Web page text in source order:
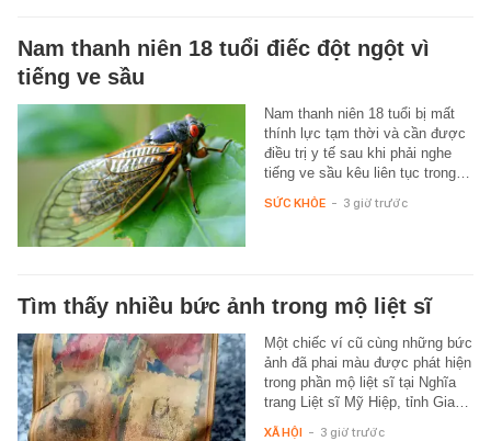
Nam thanh niên 18 tuổi điếc đột ngột vì
tiếng ve sầu
Nam thanh niên 18 tuổi bị mất
thính lực tạm thời và cần được
điều trị y tế sau khi phải nghe
tiếng ve sầu kêu liên tục trong…
SỨC KHỎE - 3 giờ trước
Tìm thấy nhiều bức ảnh trong mộ liệt sĩ
Một chiếc ví cũ cùng những bức
ảnh đã phai màu được phát hiện
trong phần mộ liệt sĩ tại Nghĩa
trang Liệt sĩ Mỹ Hiệp, tỉnh Gia…
XÃ HỘI - 3 giờ trước